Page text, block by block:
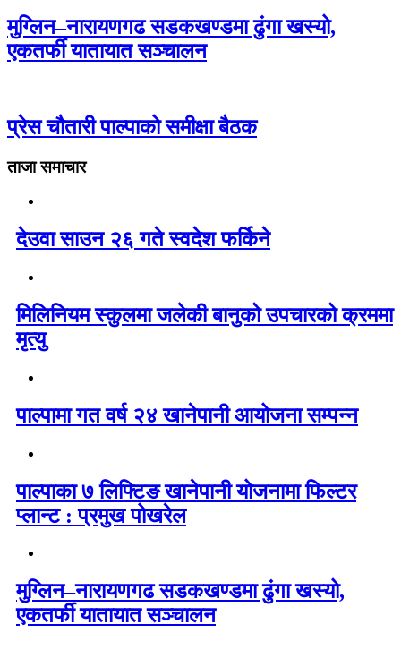
मुग्लिन–नारायणगढ सडकखण्डमा ढुंगा खस्यो,
एकतर्फी यातायात सञ्चालन
प्रेस चौतारी पाल्पाको समीक्षा बैठक
ताजा समाचार
देउवा साउन २६ गते स्वदेश फर्किने
मिलिनियम स्कुलमा जलेकी बानुको उपचारको क्रममा
मृत्यु
पाल्पामा गत वर्ष २४ खानेपानी आयोजना सम्पन्न
पाल्पाका ७ लिफ्टिङ खानेपानी योजनामा फिल्टर
प्लान्ट : प्रमुख पोखरेल
मुग्लिन–नारायणगढ सडकखण्डमा ढुंगा खस्यो,
एकतर्फी यातायात सञ्चालन